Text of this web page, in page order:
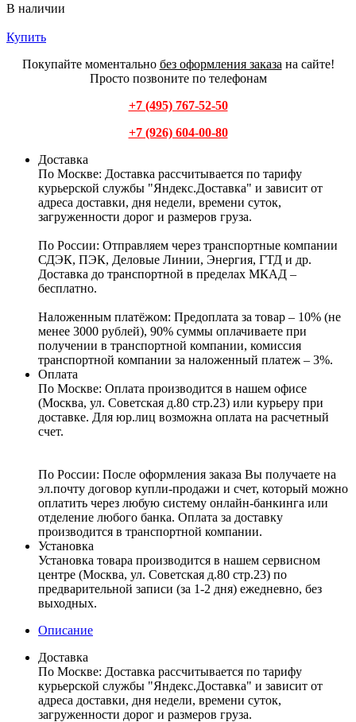
В наличии
Купить
Покупайте моментально без оформления заказа на сайте!
Просто позвоните по телефонам
+7 (495) 767-52-50
+7 (926) 604-00-80
Доставка
По Москве: Доставка рассчитывается по тарифу
курьерской службы "Яндекс.Доставка" и зависит от
адреса доставки, дня недели, времени суток,
загруженности дорог и размеров груза.
По России: Отправляем через транспортные компании
СДЭК, ПЭК, Деловые Линии, Энергия, ГТД и др.
Доставка до транспортной в пределах МКАД –
бесплатно.
Наложенным платёжом: Предоплата за товар – 10% (не
менее 3000 рублей), 90% суммы оплачиваете при
получении в транспортной компании, комиссия
транспортной компании за наложенный платеж – 3%.
Оплата
По Москве: Оплата производится в нашем офисе
(Москва, ул. Советская д.80 стр.23) или курьеру при
доставке. Для юр.лиц возможна оплата на расчетный
счет.
По России: После оформления заказа Вы получаете на
эл.почту договор купли-продажи и счет, который можно
оплатить через любую систему онлайн-банкинга или
отделение любого банка. Оплата за доставку
производится в транспортной компании.
Установка
Установка товара производится в нашем сервисном
центре (Москва, ул. Советская д.80 стр.23) по
предварительной записи (за 1-2 дня) ежедневно, без
выходных.
Описание
Доставка
По Москве: Доставка рассчитывается по тарифу
курьерской службы "Яндекс.Доставка" и зависит от
адреса доставки, дня недели, времени суток,
загруженности дорог и размеров груза.